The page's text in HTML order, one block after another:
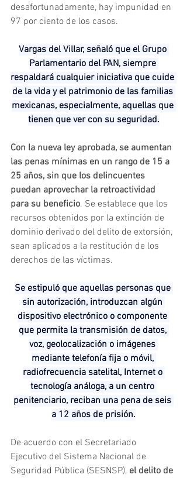
desafortunadamente, hay impunidad en
97 por ciento de los casos.
Vargas del Villar, señaló que el Grupo
Parlamentario del PAN, siempre
respaldará cualquier iniciativa que cuide
de la vida y el patrimonio de las familias
mexicanas, especialmente, aquellas que
tienen que ver con su seguridad.
Con la nueva ley aprobada, se aumentan
las penas mínimas en un rango de 15 a
25 años, sin que los delincuentes
puedan aprovechar la retroactividad
para su beneficio. Se establece que los
recursos obtenidos por la extinción de
dominio derivado del delito de extorsión,
sean aplicados a la restitución de los
derechos de las víctimas.
Se estipuló que aquellas personas que
sin autorización, introduzcan algún
dispositivo electrónico o componente
que permita la transmisión de datos,
voz, geolocalización o imágenes
mediante telefonía fija o móvil,
radiofrecuencia satelital, Internet o
tecnología análoga, a un centro
penitenciario, reciban una pena de seis
a 12 años de prisión.
De acuerdo con el Secretariado
Ejecutivo del Sistema Nacional de
Seguridad Pública (SESNSP), el delito de